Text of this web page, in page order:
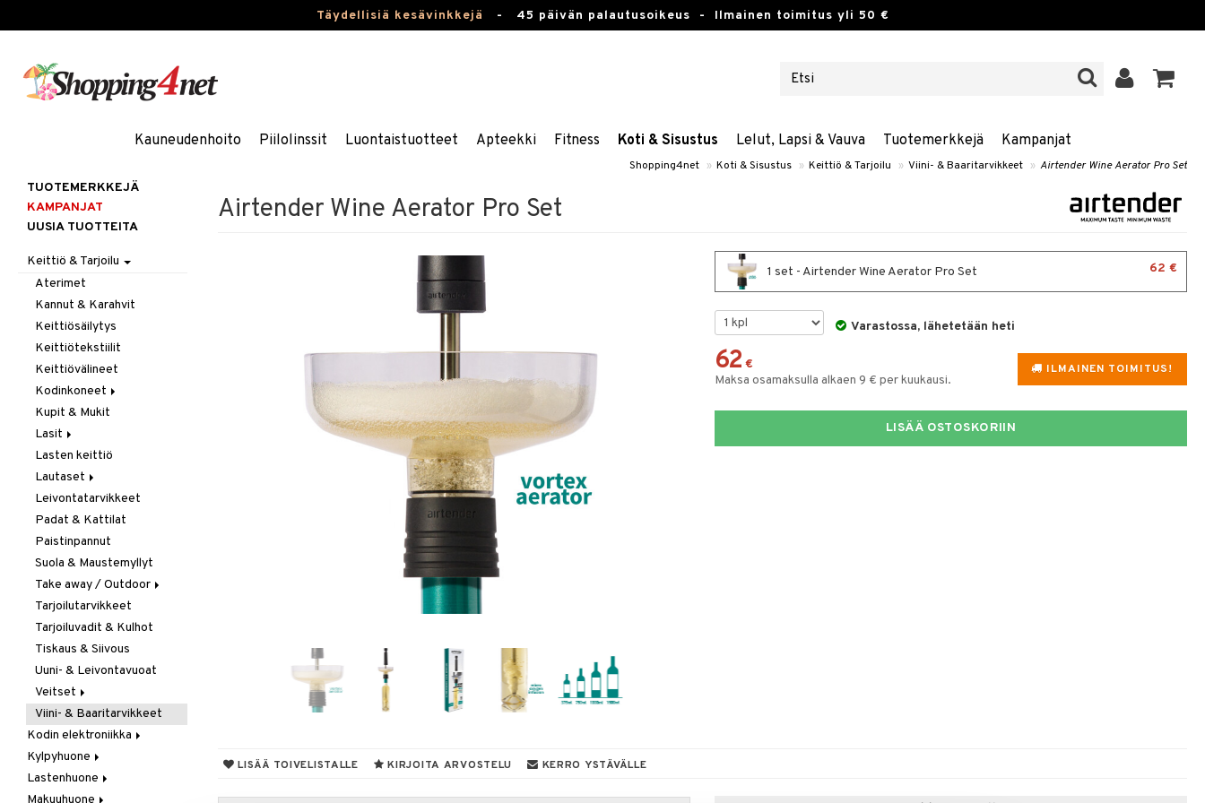
Täydellisiä kesävinkkejä - 45 päivän palautusoikeus - Ilmainen toimitus yli 50 €
Kauneudenhoito Piilolinssit Luontaistuotteet Apteekki Fitness Koti & Sisustus Lelut, Lapsi & Vauva Tuotemerkkejä Kampanjat
Shopping4net » Koti & Sisustus » Keittiö & Tarjoilu » Viini- & Baaritarvikkeet » Airtender Wine Aerator Pro Set
Airtender Wine Aerator Pro Set
1 set - Airtender Wine Aerator Pro Set 62 €
Varastossa, lähetetään heti
ILMAINEN TOIMITUS!
62 €
Maksa osamaksulla alkaen 9 € per kuukausi.
LISÄÄ OSTOSKORIIN
LISÄÄ TOIVELISTALLE KIRJOITA ARVOSTELU KERRO YSTÄVÄLLE
TUOTEMERKKEJÄ
KAMPANJAT
UUSIA TUOTTEITA
Keittiö & Tarjoilu
Aterimet
Kannut & Karahvit
Keittiösäilytys
Keittiötekstiilit
Keittiövälineet
Kodinkoneet
Kahvi, Tee & Espresso
Leivänpaahtimet
Mixerit &
Sähkövatkaimet
Muut koneet
Vedenkeittimet
Kupit & Mukit
Lasit
Juoma- & Cocktailasit
Juomalasit
Olutlasit
Shamppanjalasit
Snapsi- & Aveclasit
Viinilasit
Whiskey- & Konjakkilasit
Lasten keittiö
Lautaset
Asetit
Ruokalautaset
Syvät lautaset
Leivontatarvikkeet
Padat & Kattilat
Paistinpannut
Suola & Maustemyllyt
Take away / Outdoor
Eväslaatikot
Pullot
Termoskannut
Termosmukit
Tarjoilutarvikkeet
Tarjoiluvadit & Kulhot
Tiskaus & Siivous
Uuni- & Leivontavuoat
Veitset
Erityisveitset
Keittiöveitset
Kuorinta- &
Vihannesveitset
Leikkuulaudat
Viini- & Baaritarvikkeet
Kodin elektroniikka
Ääni
Kylpyhuone
Kylpyhuoneen sisustus
Kylpyhuoneen tarvikkeita
Lastenhuone
Kylpyhuoneen koristelu
Makuuhuone